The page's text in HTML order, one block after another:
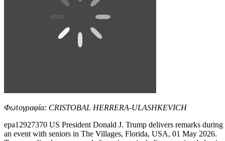
Φωτογραφία: CRISTOBAL HERRERA-ULASHKEVICH
epa12927370 US President Donald J. Trump delivers remarks during
an event with seniors in The Villages, Florida, USA, 01 May 2026.